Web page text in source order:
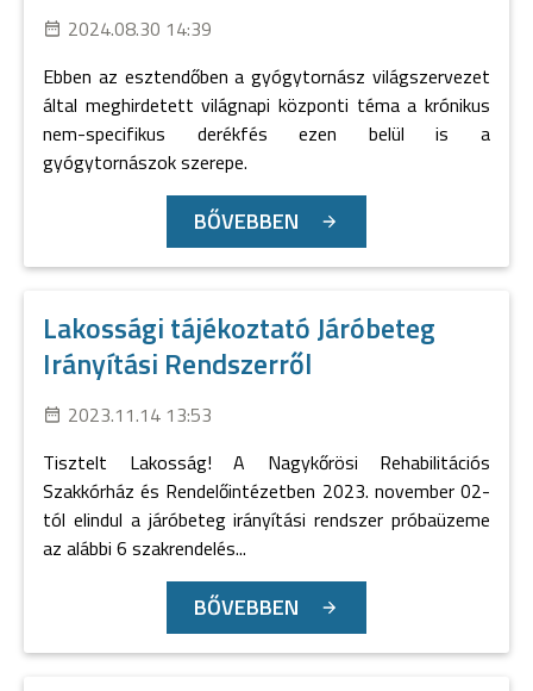
2024.08.30 14:39
Ebben az esztendőben a gyógytornász világszervezet
által meghirdetett világnapi központi téma a krónikus
nem-specifikus derékfés ezen belül is a
gyógytornászok szerepe.
BŐVEBBEN
Lakossági tájékoztató Járóbeteg
Irányítási Rendszerről
2023.11.14 13:53
Tisztelt Lakosság! A Nagykőrösi Rehabilitációs
Szakkórház és Rendelőintézetben 2023. november 02-
tól elindul a járóbeteg irányítási rendszer próbaüzeme
az alábbi 6 szakrendelés...
BŐVEBBEN